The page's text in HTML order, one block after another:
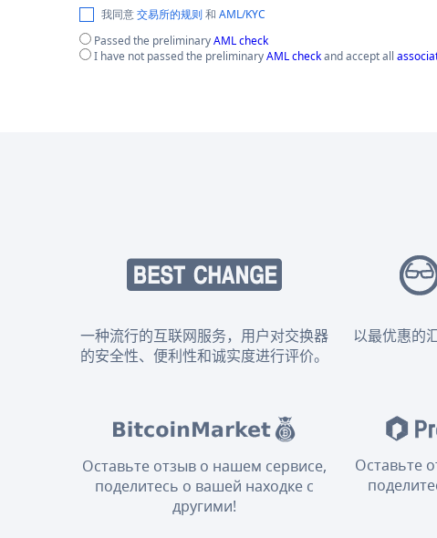
我同意交易所的规则和 AML/KYC
Passed the preliminaryAML check
I have not passed the preliminaryAML checkand accept all
一种流行的互联网服务，用户对交换器
的安全性、便利性和诚实度进行评价。
以最优惠的
Оставьте отзыв о нашем сервисе,
поделитесь о вашей находке с
другими!
Оставьте